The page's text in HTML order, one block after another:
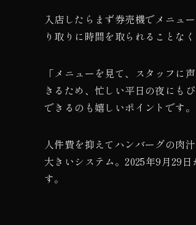
入店したらまず券売機でメニュ
り取りに時間を取られることな
「メニューを見て、スタッフ
きるため、忙しい平日の夜にも
できるのも嬉しいポイントです。
人件費を抑えてハンバーグの肉
大きいシステム。2025年9月29
す。